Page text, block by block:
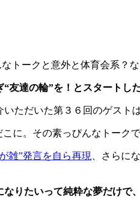
トークと意外と体育会系？
友達の輪”を！とスタートし
いただいた第３６回のゲスト
に。その素っぴんなトーク
雑”発言を自ら再現 、さらに
りたいって純粋な夢だけで